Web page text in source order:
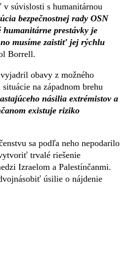
súvislosti s humanitárnou
bezpečnostnej rady OSN
humanitárne prestávky je
musíme zaistiť jej rýchlu
Borrell.
obavy z možného
na západnom brehu
násilia extrémistov a
existuje riziko
sa podľa neho nepodarilo
trvalé riešenie
Izraelom a Palestínčanmi.
úsilie o nájdenie